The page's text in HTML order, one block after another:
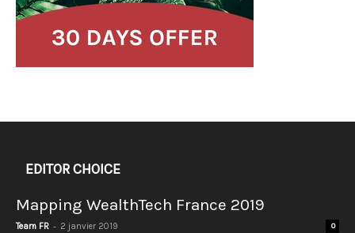
EDITOR CHOICE
Mapping WealthTech France 2019
Team FR - 2 janvier 2019 0